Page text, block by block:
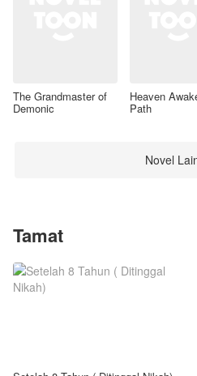
The Grandmaster of
Demonic
Heaven
Path
Novel
Tamat